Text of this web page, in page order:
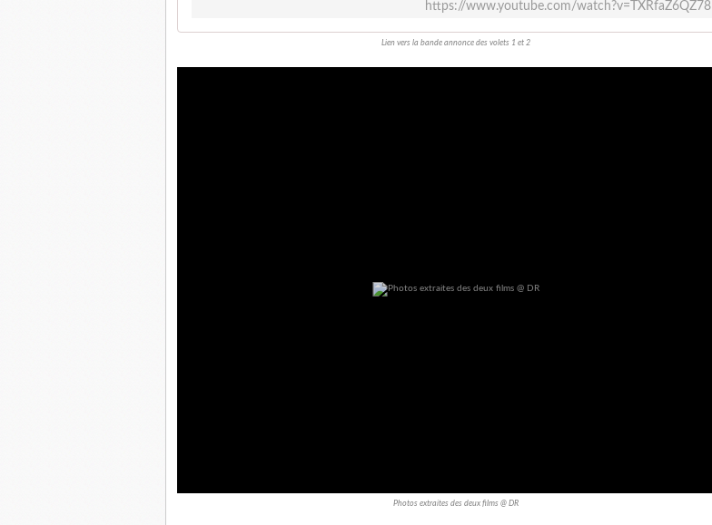
https://www.youtube.com/watch?v=TXRfaZ6QZ78
Lien vers la bande annonce des volets 1 et 2
Photos extraites des deux films @ DR